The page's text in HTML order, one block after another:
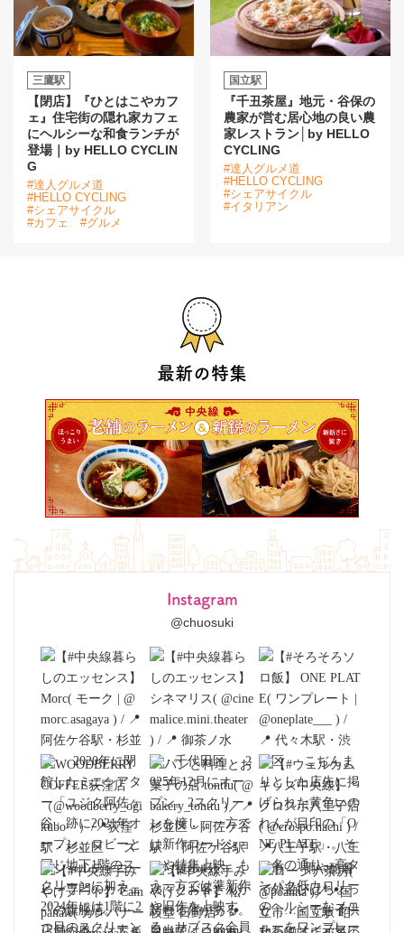
最新の特集
Instagram
@chuosuki
三鷹駅
【閉店】『ひとはこやカフ
ェ』住宅街の隠れ家カフェ
にヘルシーな和食ランチが
登場｜by HELLO CYCLIN
G
#達人グルメ道
#HELLO CYCLING
#シェアサイクル
#カフェ
#グルメ
国立駅
『千丑茶屋』地元・谷保の
農家が営む居心地の良い農
家レストラン│by HELLO
CYCLING
#達人グルメ道
#HELLO CYCLING
#シェアサイクル
#イタリアン